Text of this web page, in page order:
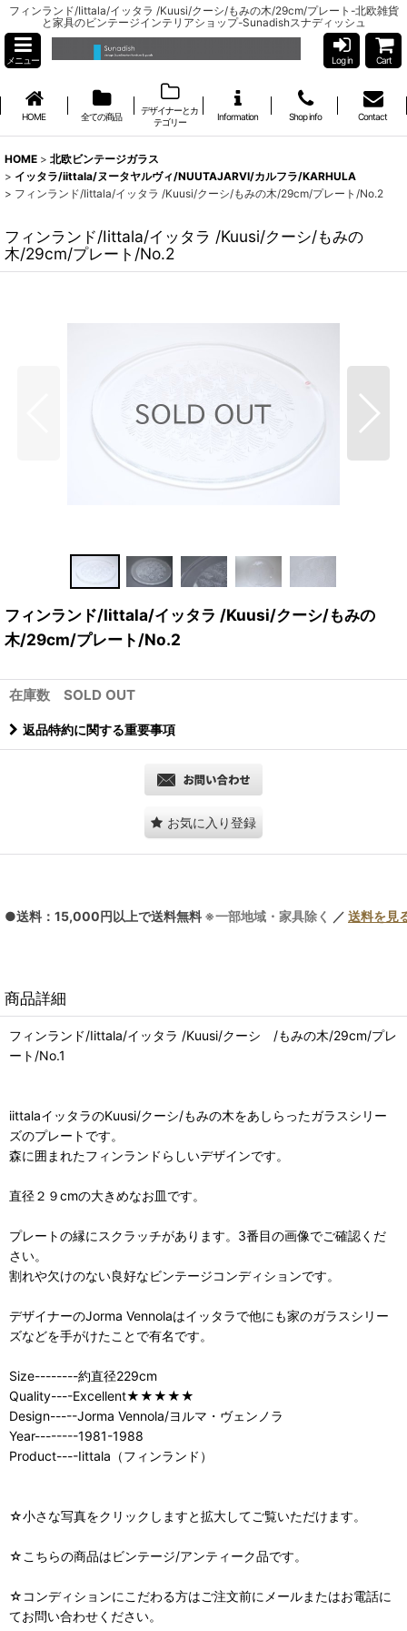
フィンランド/Iittala/イッタラ /Kuusi/クーシ/もみの木/29cm/プレート-北欧雑貨
と家具のビンテージインテリアショップ-Sunadishスナディッシュ
メニュー Log in Cart
HOME 全ての商品
デザイナーとカ
テゴリー
Information Shop info Contact
HOME > 北欧ビンテージガラス
> イッタラ/iittala/ヌータヤルヴィ/NUUTAJARVI/カルフラ/KARHULA
> フィンランド/Iittala/イッタラ /Kuusi/クーシ/もみの木/29cm/プレート/No.2
フィンランド/Iittala/イッタラ /Kuusi/クーシ/もみの
木/29cm/プレート/No.2
フィンランド/Iittala/イッタラ /Kuusi/クーシ/もみの
木/29cm/プレート/No.2
在庫数 SOLD OUT
返品特約に関する重要事項
お気に入り登録
●送料：15,000円以上で送料無料 ※一部地域・家具除く ／ 送料を見
商品詳細
フィンランド/Iittala/イッタラ /Kuusi/クーシ /もみの木/29cm/プレ
ート/No.1
iittalaイッタラのKuusi/クーシ/もみの木をあしらったガラスシリー
ズのプレートです。
森に囲まれたフィンランドらしいデザインです。
直径２９cmの大きめなお皿です。
プレートの縁にスクラッチがあります。3番目の画像でご確認くだ
さい。
割れや欠けのない良好なビンテージコンディションです。
デザイナーのJorma Vennolaはイッタラで他にも家のガラスシリー
ズなどを手がけたことで有名です。
Size--------約直径229cm
Quality----Excellent★★★★★
Design-----Jorma Vennola/ヨルマ・ヴェンノラ
Year--------1981-1988
Product----Iittala（フィンランド）
☆小さな写真をクリックしますと拡大してご覧いただけます。
☆こちらの商品はビンテージ/アンティーク品です。
☆コンディションにこだわる方はご注文前にメールまたはお電話に
てお問い合わせください。